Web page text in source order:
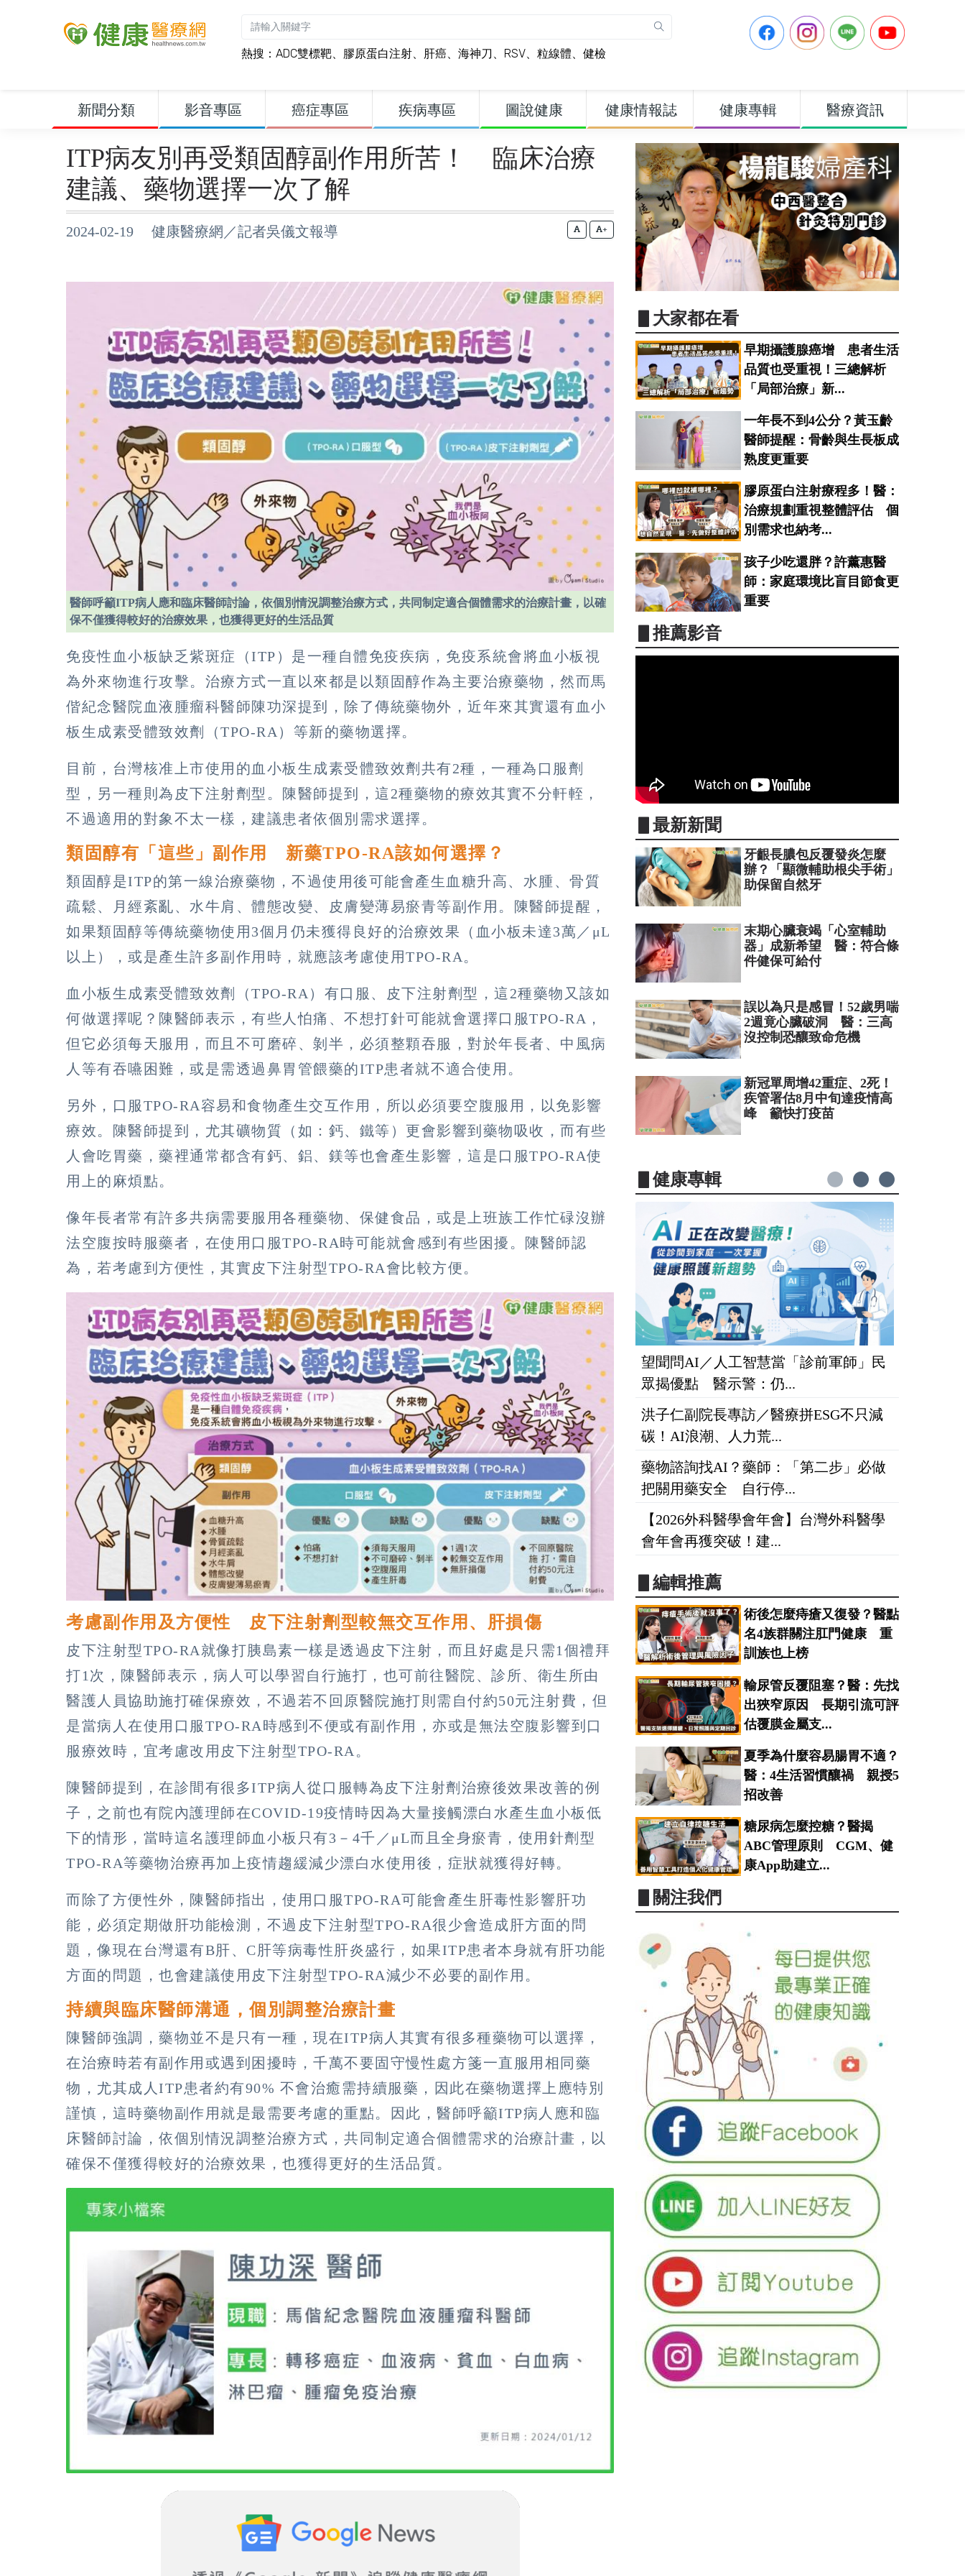
熱搜： ADC雙標靶、 膠原蛋白注射、 肝癌、 海神刀 、 RSV、 粒線體、 健檢
新聞分類 影音專區 癌症專區 疾病專區 圖說健康 健康情報誌 健康專輯 醫療資訊
ITP病友別再受類固醇副作用所苦！ 臨床治療
建議、藥物選擇一次了解
2024-02-19 健康醫療網／記者吳儀文報導 +
醫師呼籲ITP病人應和臨床醫師討論，依個別情況調整治療方式，共同制定適合個體需求的治療計畫，以確
保不僅獲得較好的治療效果，也獲得更好的生活品質
免疫性血小板缺乏紫斑症（ITP）是一種自體免疫疾病，免疫系統會將血小板視
為外來物進行攻擊。治療方式一直以來都是以類固醇作為主要治療藥物，然而馬
偕紀念醫院血液腫瘤科醫師陳功深提到，除了傳統藥物外，近年來其實還有血小
板生成素受體致效劑（TPO-RA）等新的藥物選擇。
目前，台灣核准上市使用的血小板生成素受體致效劑共有2種，一種為口服劑
型，另一種則為皮下注射劑型。陳醫師提到，這2種藥物的療效其實不分軒輊，
不過適用的對象不太一樣，建議患者依個別需求選擇。
類固醇有「這些」副作用 新藥TPO-RA該如何選擇？
類固醇是ITP的第一線治療藥物，不過使用後可能會產生血糖升高、水腫、骨質
疏鬆、月經紊亂、水牛肩、體態改變、皮膚變薄易瘀青等副作用。陳醫師提醒，
如果類固醇等傳統藥物使用3個月仍未獲得良好的治療效果（血小板未達3萬／μL
以上），或是產生許多副作用時，就應該考慮使用TPO-RA。
血小板生成素受體致效劑（TPO-RA）有口服、皮下注射劑型，這2種藥物又該如
何做選擇呢？陳醫師表示，有些人怕痛、不想打針可能就會選擇口服TPO-RA，
但它必須每天服用，而且不可磨碎、剝半，必須整顆吞服，對於年長者、中風病
人等有吞嚥困難，或是需透過鼻胃管餵藥的ITP患者就不適合使用。
另外，口服TPO-RA容易和食物產生交互作用，所以必須要空腹服用，以免影響
療效。陳醫師提到，尤其礦物質（如：鈣、鐵等）更會影響到藥物吸收，而有些
人會吃胃藥，藥裡通常都含有鈣、鋁、鎂等也會產生影響，這是口服TPO-RA使
用上的麻煩點。
像年長者常有許多共病需要服用各種藥物、保健食品，或是上班族工作忙碌沒辦
法空腹按時服藥者，在使用口服TPO-RA時可能就會感到有些困擾。陳醫師認
為，若考慮到方便性，其實皮下注射型TPO-RA會比較方便。
考慮副作用及方便性 皮下注射劑型較無交互作用、肝損傷
皮下注射型TPO-RA就像打胰島素一樣是透過皮下注射，而且好處是只需1個禮拜
打1次，陳醫師表示，病人可以學習自行施打，也可前往醫院、診所、衛生所由
醫護人員協助施打確保療效，不過若不回原醫院施打則需自付約50元注射費，但
是當病人在使用口服TPO-RA時感到不便或有副作用，亦或是無法空腹影響到口
服療效時，宜考慮改用皮下注射型TPO-RA。
陳醫師提到，在診間有很多ITP病人從口服轉為皮下注射劑治療後效果改善的例
子，之前也有院內護理師在COVID-19疫情時因為大量接觸漂白水產生血小板低
下的情形，當時這名護理師血小板只有3－4千／μL而且全身瘀青，使用針劑型
TPO-RA等藥物治療再加上疫情趨緩減少漂白水使用後，症狀就獲得好轉。
而除了方便性外，陳醫師指出，使用口服TPO-RA可能會產生肝毒性影響肝功
能，必須定期做肝功能檢測，不過皮下注射型TPO-RA很少會造成肝方面的問
題，像現在台灣還有B肝、C肝等病毒性肝炎盛行，如果ITP患者本身就有肝功能
方面的問題，也會建議使用皮下注射型TPO-RA減少不必要的副作用。
持續與臨床醫師溝通，個別調整治療計畫
陳醫師強調，藥物並不是只有一種，現在ITP病人其實有很多種藥物可以選擇，
在治療時若有副作用或遇到困擾時，千萬不要固守慢性處方箋一直服用相同藥
物，尤其成人ITP患者約有90% 不會治癒需持續服藥，因此在藥物選擇上應特別
謹慎，這時藥物副作用就是最需要考慮的重點。因此，醫師呼籲ITP病人應和臨
床醫師討論，依個別情況調整治療方式，共同制定適合個體需求的治療計畫，以
確保不僅獲得較好的治療效果，也獲得更好的生活品質。
▋大家都在看
早期攝護腺癌增 患者生活
品質也受重視！三總解析
「局部治療」新...
一年長不到4公分？黃玉齡
醫師提醒：骨齡與生長板成
熟度更重要
膠原蛋白注射療程多！醫：
治療規劃重視整體評估 個
別需求也納考...
孩子少吃還胖？許薰惠醫
師：家庭環境比盲目節食更
重要
▋推薦影音
▋最新新聞
牙齦長膿包反覆發炎怎麼
辦？「顯微輔助根尖手術」
助保留自然牙
末期心臟衰竭「心室輔助
器」成新希望 醫：符合條
件健保可給付
誤以為只是感冒！52歲男喘
2週竟心臟破洞 醫：三高
沒控制恐釀致命危機
新冠單周增42重症、2死！
疾管署估8月中旬達疫情高
峰 籲快打疫苗
▋健康專輯
望聞問AI／人工智慧當「診前軍師」民
眾揭優點 醫示警：仍...
洪子仁副院長專訪／醫療拼ESG不只減
碳！AI浪潮、人力荒...
藥物諮詢找AI？藥師：「第二步」必做
把關用藥安全 自行停...
【2026外科醫學會年會】台灣外科醫學
會年會再獲突破！建...
▋編輯推薦
術後怎麼痔瘡又復發？醫點
名4族群關注肛門健康 重
訓族也上榜
輸尿管反覆阻塞？醫：先找
出狹窄原因 長期引流可評
估覆膜金屬支...
夏季為什麼容易腸胃不適？
醫：4生活習慣釀禍 親授5
招改善
糖尿病怎麼控糖？醫揭
ABC管理原則 CGM、健
康App助建立...
▋關注我們